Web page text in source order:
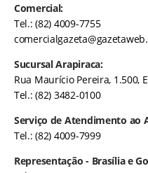
Comercial:
Tel.: (82) 4009-7755
Sucursal Arapiraca:
Rua Maurício Pereira, 1.500,
Tel.: (82) 3482-0100
Serviço de Atendimento ao
Tel.: (82) 4009-7999
Representação - Brasília e